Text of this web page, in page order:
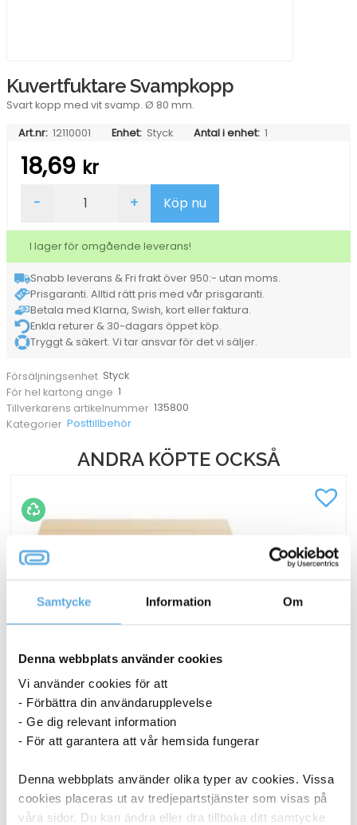
Samtycke Information Om
Denna webbplats använder cookies
Vi använder cookies för att
- Förbättra din användarupplevelse
- Ge dig relevant information
- För att garantera att vår hemsida fungerar
Denna webbplats använder olika typer av cookies. Vissa
cookies placeras ut av tredjepartstjänster som visas på
våra sidor. Du kan ändra eller dra tillbaka ditt samtycke
Kuvertfuktare Svampkopp
Svart kopp med vit svamp. Ø 80 mm.
Art.nr: 12110001 Enhet: Styck Antal i enhet: 1
18,69 kr
Svampkopp
- + Köp nu
I lager för omgående leverans!
Snabb leverans & Fri frakt över 950:- utan moms.
Prisgaranti. Alltid rätt pris med vår prisgaranti.
Betala med Klarna, Swish, kort eller faktura.
Enkla returer & 30-dagars öppet köp.
Tryggt & säkert. Vi tar ansvar för det vi säljer.
Försäljningsenhet Styck
För hel kartong ange 1
Tillverkarens artikelnummer 135800
Kategorier Posttillbehör
ANDRA KÖPTE OCKSÅ
Torkrulle Tork W1/2/3 Rengöringsduk Slitstark